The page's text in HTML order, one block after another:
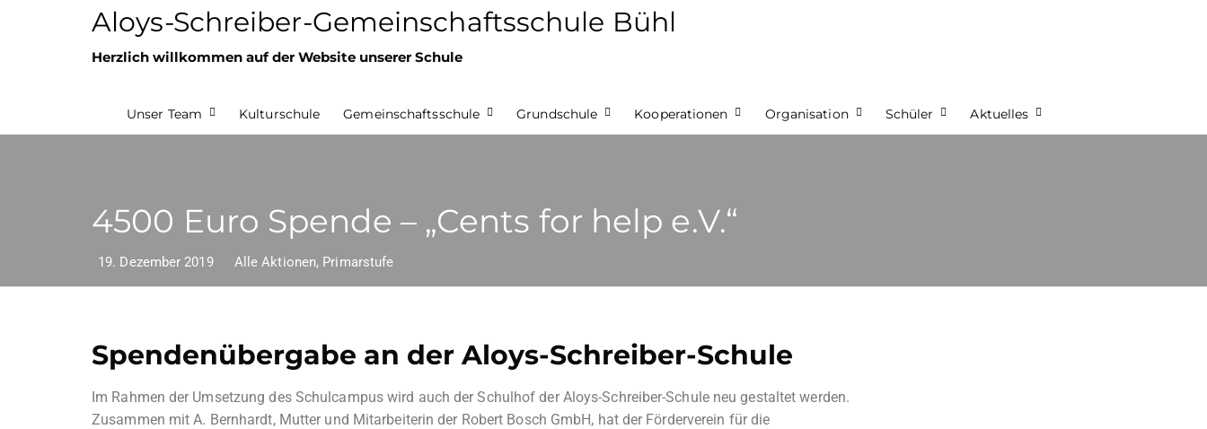
Aloys-Schreiber-Gemeinschaftsschule Bühl
Herzlich willkommen auf der Website unserer Schule
Unser Team Kulturschule Gemeinschaftsschule Grundschule Kooperationen Organisation Schüler Aktuelles
4500 Euro Spende – „Cents for help e.V.“
19. Dezember 2019 Alle Aktionen, Primarstufe
Spendenübergabe an der Aloys-Schreiber-Schule
Im Rahmen der Umsetzung des Schulcampus wird auch der Schulhof der Aloys-Schreiber-Schule neu gestaltet werden.
Zusammen mit A. Bernhardt, Mutter und Mitarbeiterin der Robert Bosch GmbH, hat der Förderverein für die